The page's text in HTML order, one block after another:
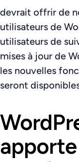
devrait offrir de
utilisateurs de
utilisateurs de
mises à jour de
les nouvelles
seront